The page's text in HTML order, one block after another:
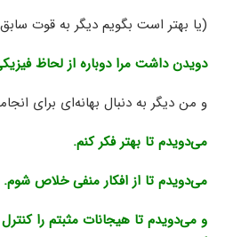
(یا بهتر است بگویم دیگر به قوت
دویدن داشت مرا دوباره از لحاظ
و من دیگر به دنبال بهانه‌ای برای
می‌دویدم تا بهتر فکر کنم.
می‌دویدم تا از افکار منفی خلاص شوم.
و می‌دویدم تا هیجانات مثبتم را